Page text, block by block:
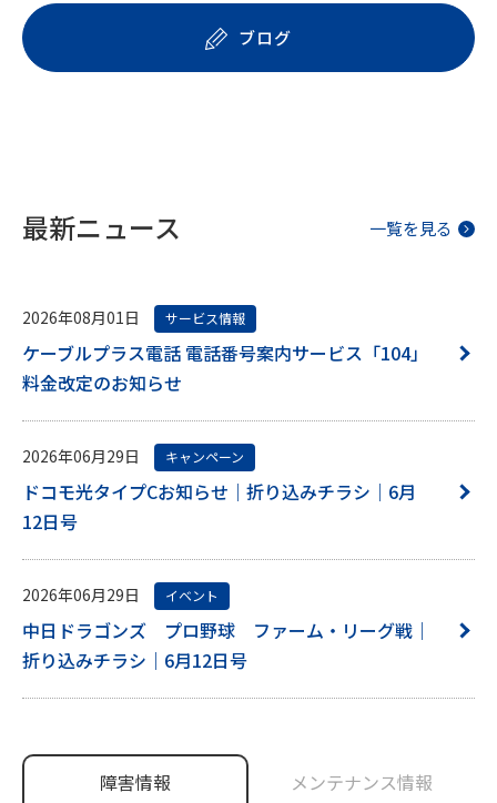
ブログ
最新ニュース 一覧を見る
2026年08月01日 サービス情報
ケーブルプラス電話 電話番号案内サービス「104」
料金改定のお知らせ
2026年06月29日 キャンペーン
ドコモ光タイプCお知らせ｜折り込みチラシ｜6月
12日号
2026年06月29日 イベント
中日ドラゴンズ プロ野球 ファーム・リーグ戦｜
折り込みチラシ｜6月12日号
障害情報 メンテナンス情報